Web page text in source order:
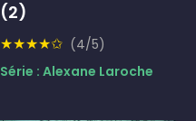
(2)
★★★★✩ (4/5)
Série : Alexane Laroche